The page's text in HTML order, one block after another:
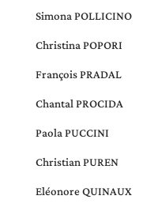
Simona POLLICINO
Christina POPORI
François PRADAL
Chantal PROCIDA
Paola PUCCINI
Christian PUREN
Eléonore QUINAUX